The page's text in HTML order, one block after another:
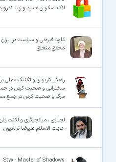
لاک اسکرین جدید و زیبا
داود فیرحی و سیاست در ایران
محقق متخلق
راهکار کاربردی و تکنیک عملی
سخنرانی و صحبت کردن در
مرگ یا صحبت کردن در جمع
لجبازی ، میانجیگری و لکنت
حجت الاسلام علیرضا تراشیون
Styx - Master of Shadows